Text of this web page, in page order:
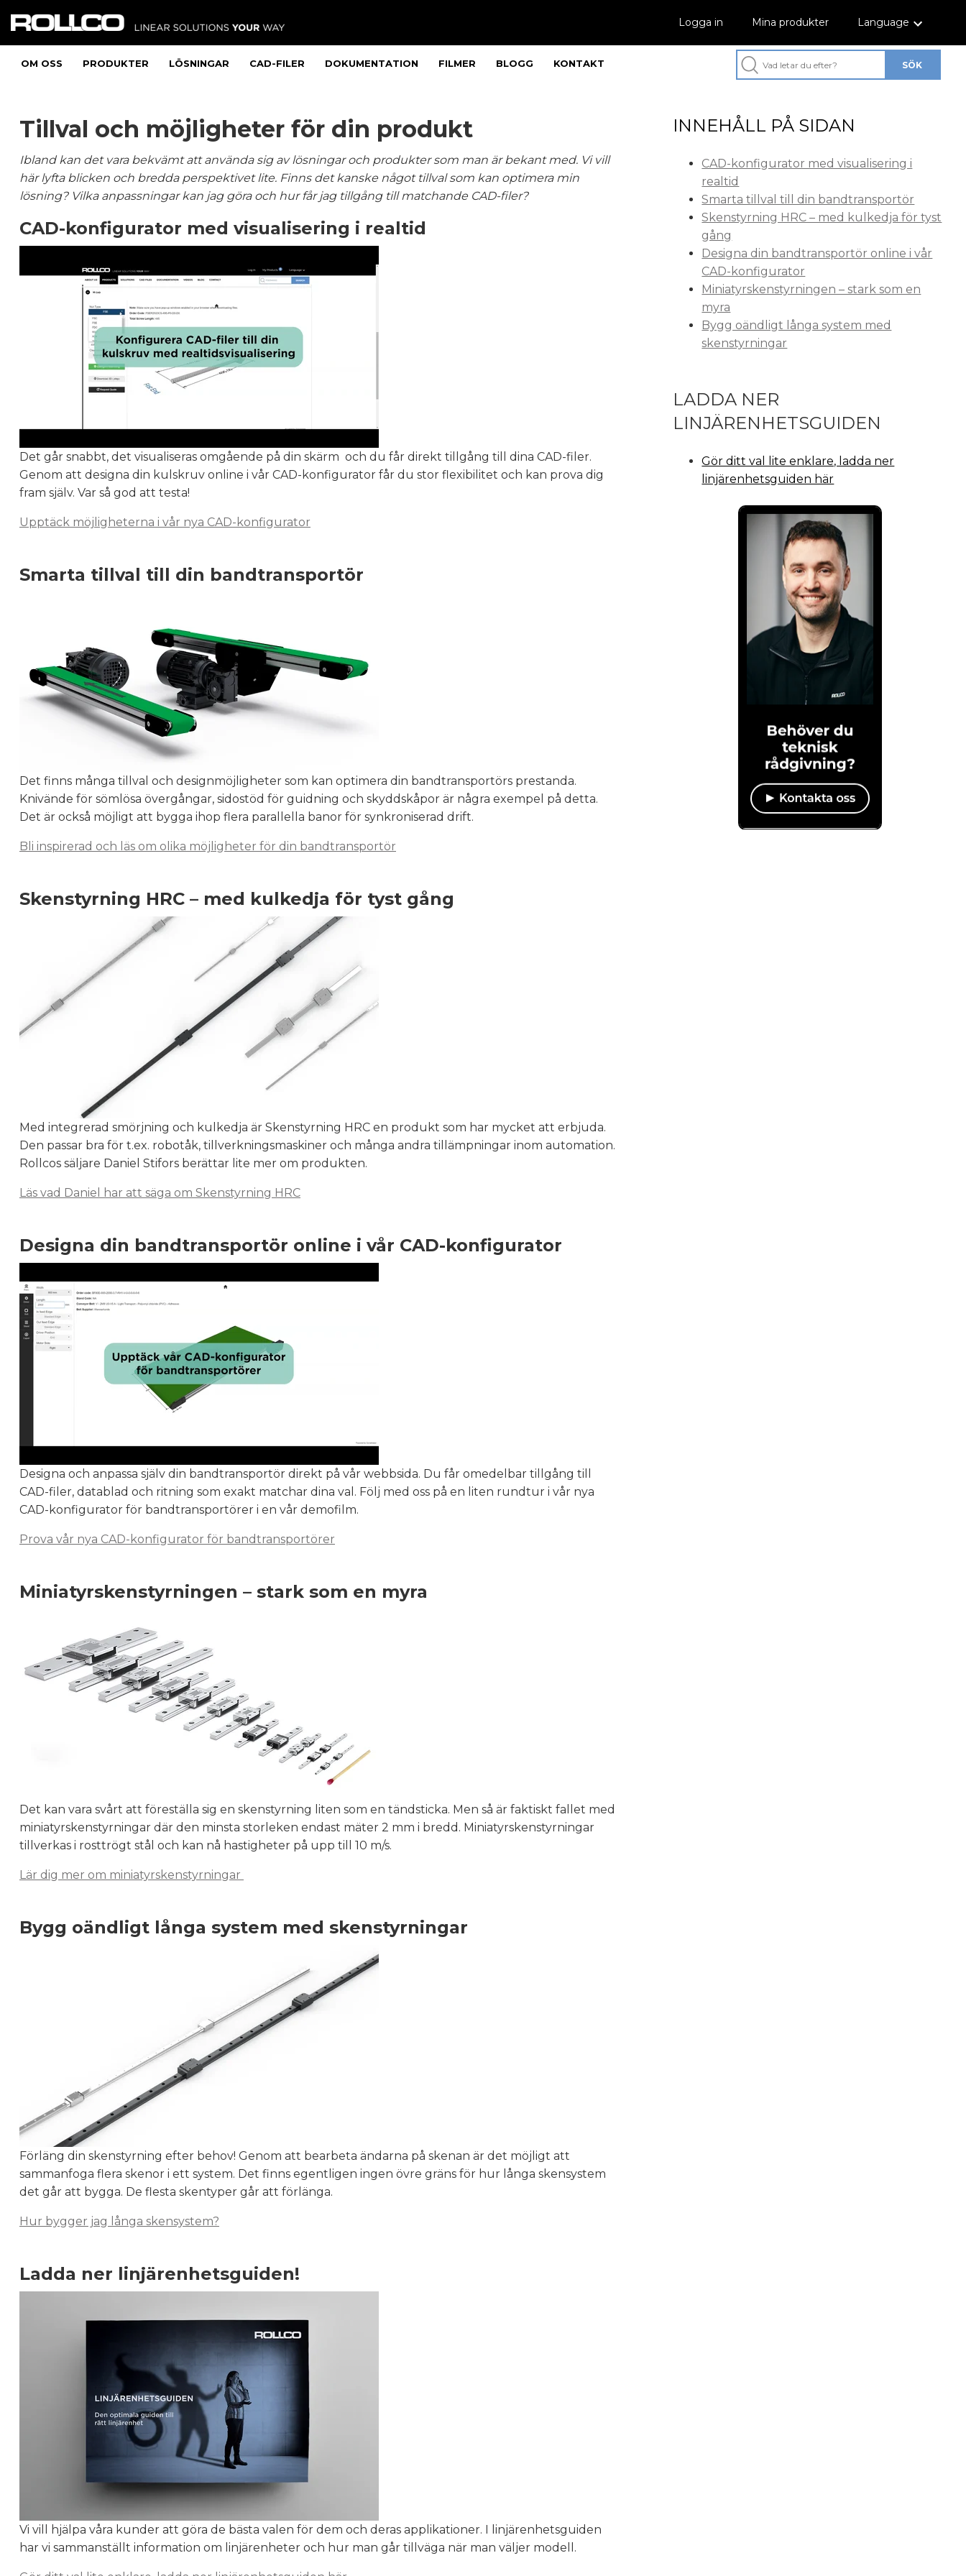
Logga in Mina produkter Language
OM OSS PRODUKTER LÖSNINGAR CAD-FILER DOKUMENTATION FILMER BLOGG KONTAKT
Tillval och möjligheter för din produkt
Ibland kan det vara bekvämt att använda sig av lösningar och produkter som man är bekant med. Vi vill
här lyfta blicken och bredda perspektivet lite. Finns det kanske något tillval som kan optimera min
lösning? Vilka anpassningar kan jag göra och hur får jag tillgång till matchande CAD-filer?
CAD-konfigurator med visualisering i realtid
Det går snabbt, det visualiseras omgående på din skärm och du får direkt tillgång till dina CAD-filer.
Genom att designa din kulskruv online i vår CAD-konfigurator får du stor flexibilitet och kan prova dig
fram själv. Var så god att testa!
Upptäck möjligheterna i vår nya CAD-konfigurator
Smarta tillval till din bandtransportör
Det finns många tillval och designmöjligheter som kan optimera din bandtransportörs prestanda.
Knivände för sömlösa övergångar, sidostöd för guidning och skyddskåpor är några exempel på detta.
Det är också möjligt att bygga ihop flera parallella banor för synkroniserad drift.
Bli inspirerad och läs om olika möjligheter för din bandtransportör
Skenstyrning HRC – med kulkedja för tyst gång
Med integrerad smörjning och kulkedja är Skenstyrning HRC en produkt som har mycket att erbjuda.
Den passar bra för t.ex. robotåk, tillverkningsmaskiner och många andra tillämpningar inom automation.
Rollcos säljare Daniel Stifors berättar lite mer om produkten.
Läs vad Daniel har att säga om Skenstyrning HRC
Designa din bandtransportör online i vår CAD-konfigurator
Designa och anpassa själv din bandtransportör direkt på vår webbsida. Du får omedelbar tillgång till
CAD-filer, datablad och ritning som exakt matchar dina val. Följ med oss på en liten rundtur i vår nya
CAD-konfigurator för bandtransportörer i en vår demofilm.
Prova vår nya CAD-konfigurator för bandtransportörer
Miniatyrskenstyrningen – stark som en myra
Det kan vara svårt att föreställa sig en skenstyrning liten som en tändsticka. Men så är faktiskt fallet med
miniatyrskenstyrningar där den minsta storleken endast mäter 2 mm i bredd. Miniatyrskenstyrningar
tillverkas i rosttrögt stål och kan nå hastigheter på upp till 10 m/s.
Lär dig mer om miniatyrskenstyrningar
Bygg oändligt långa system med skenstyrningar
Förläng din skenstyrning efter behov! Genom att bearbeta ändarna på skenan är det möjligt att
sammanfoga flera skenor i ett system. Det finns egentligen ingen övre gräns för hur långa skensystem
det går att bygga. De flesta skentyper går att förlänga.
Hur bygger jag långa skensystem?
Ladda ner linjärenhetsguiden!
Vi vill hjälpa våra kunder att göra de bästa valen för dem och deras applikationer. I linjärenhetsguiden
har vi sammanställt information om linjärenheter och hur man går tillväga när man väljer modell.
INNEHÅLL PÅ SIDAN
CAD-konfigurator med visualisering i
realtid
Smarta tillval till din bandtransportör
Skenstyrning HRC – med kulkedja för tyst
gång
Designa din bandtransportör online i vår
CAD-konfigurator
Miniatyrskenstyrningen – stark som en
myra
Bygg oändligt långa system med
skenstyrningar
LADDA NER
LINJÄRENHETSGUIDEN
Gör ditt val lite enklare, ladda ner
linjärenhetsguiden här